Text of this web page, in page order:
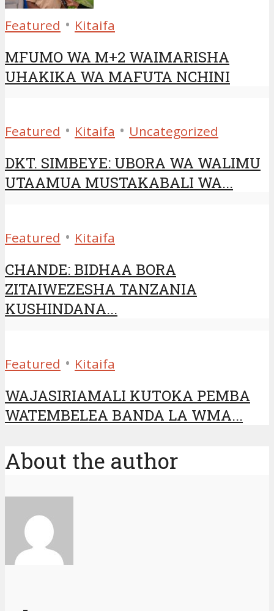
Featured • Kitaifa
MFUMO WA M+2 WAIMARISHA
UHAKIKA WA MAFUTA NCHINI
Featured • Kitaifa • Uncategorized
DKT. SIMBEYE: UBORA WA WALIMU
UTAAMUA MUSTAKABALI WA...
Featured • Kitaifa
CHANDE: BIDHAA BORA
ZITAIWEZESHA TANZANIA
KUSHINDANA...
Featured • Kitaifa
WAJASIRIAMALI KUTOKA PEMBA
WATEMBELEA BANDA LA WMA...
About the author